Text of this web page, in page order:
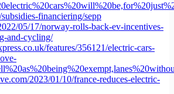
financiering/sepp
05/17/norway-rolls-back-ev-incentives-
and-cycling/
features/356121/electric-cars-
2023/01/10/france-reduces-electric-